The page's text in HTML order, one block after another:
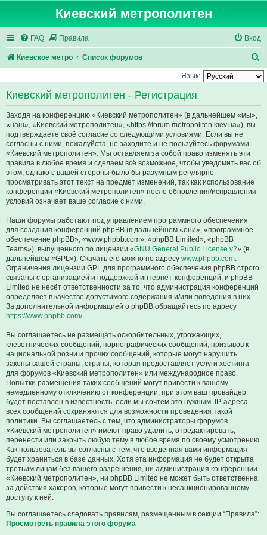
Киевский метрополитен
FAQ Правила Вход
Киевское метро Список форумов
о
с
Язык:
Киевский метрополитен - Регистрация
Заходя на конференцию «Киевский метрополитен» (в дальнейшем «мы»,
«наш», «Киевский метрополитен», «https://forum.metropoliten.kiev.ua»), вы
подтверждаете своё согласие со следующими условиями. Если вы не
согласны с ними, пожалуйста, не заходите и не пользуйтесь форумами
«Киевский метрополитен». Мы оставляем за собой право изменять эти
правила в любое время и сделаем всё возможное, чтобы уведомить вас об
этом, однако с вашей стороны было бы разумным регулярно
просматривать этот текст на предмет изменений, так как использование
конференции «Киевский метрополитен» после обновления/исправления
условий означает ваше согласие с ними.
Наши форумы работают под управлением программного обеспечения
для создания конференций phpBB (в дальнейшем «они», «программное
обеспечение phpBB», «www.phpbb.com», «phpBB Limited», «phpBB
Teams»), выпущенного по лицензии «GNU General Public License v2» (в
дальнейшем «GPL»). Скачать его можно по адресу www.phpbb.com.
Ограничения лицензии GPL для программного обеспечения phpBB строго
связаны с организацией и поддержкой интернет-конференций, и phpBB
Limited не несёт ответственности за то, что администрация конференций
определяет в качестве допустимого содержания и/или поведения в них.
За дополнительной информацией о phpBB обращайтесь по адресу
https://www.phpbb.com/.
Вы соглашаетесь не размещать оскорбительных, угрожающих,
клеветнических сообщений, порнографических сообщений, призывов к
национальной розни и прочих сообщений, которые могут нарушить
законы вашей страны, страны, которая предоставляет услуги хостинга
для форумов «Киевский метрополитен» или международное право.
Попытки размещения таких сообщений могут привести к вашему
немедленному отключению от конференции, при этом ваш провайдер
будет поставлен в известность, если мы сочтём это нужным. IP-адреса
всех сообщений сохраняются для возможности проведения такой
политики. Вы соглашаетесь с тем, что администраторы форумов
«Киевский метрополитен» имеют право удалить, отредактировать,
перенести или закрыть любую тему в любое время по своему усмотрению.
Как пользователь вы согласны с тем, что введённая вами информация
будет храниться в базе данных. Хотя эта информация не будет открыта
третьим лицам без вашего разрешения, ни администрация конференции
«Киевский метрополитен», ни phpBB Limited не может быть ответственна
за действия хакеров, которые могут привести к несанкционированному
доступу к ней.
Вы соглашаетесь следовать правилам, размещенным в секции “Правила”:
Просмотреть правила этого форума